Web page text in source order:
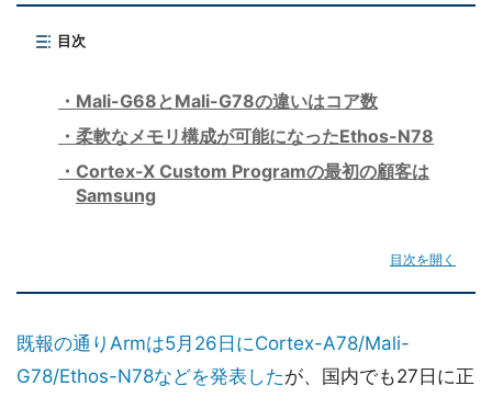
目次
Mali-G68とMali-G78の違いはコア数
柔軟なメモリ構成が可能になったEthos-N78
Cortex-X Custom Programの最初の顧客は
Samsung
目次を開く
既報の通りArmは5月26日にCortex-A78/Mali-
G78/Ethos-N78などを発表したが、国内でも27日に正